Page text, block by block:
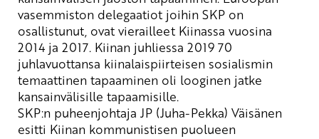
vasemmiston delegaatiot joihin SKP on
osallistunut, ovat vierailleet Kiinassa vuosina
2014 ja 2017. Kiinan juhliessa 2019 70
juhlavuottansa kiinalaispiirteisen sosialismin
temaattinen tapaaminen oli looginen jatke
kansainvälisille tapaamisille.
SKP:n puheenjohtaja JP (Juha-Pekka) Väisänen
esitti Kiinan kommunistisen puolueen